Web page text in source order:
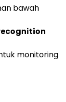
bawah
monitoring